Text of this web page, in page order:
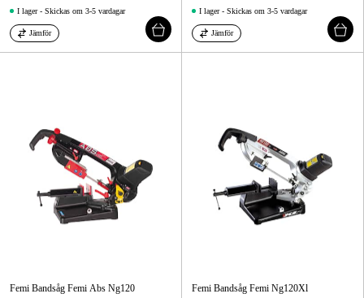
Kontakt & Öppettider
FAQ
I lager - Skickas om 3-5 vardagar
Jämför
I lager - Skickas om 3-5 vardagar
Jämför
Femi Bandsåg Femi Abs Ng120 Femi Bandsåg Femi Ng120Xl